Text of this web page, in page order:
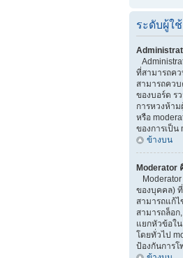
ระดับผู้ใ
ที่สามารถค
สามารถคว
ของบอร์ด ร
การหวงห้าม
หรือ
ของการเป็น
ข้างบน
Moderator
ของบุคคล)
สามารถแก้
สามารถล็อก
แยกหัวข้อใ
โดยทั่วไป
ป้องกันการ